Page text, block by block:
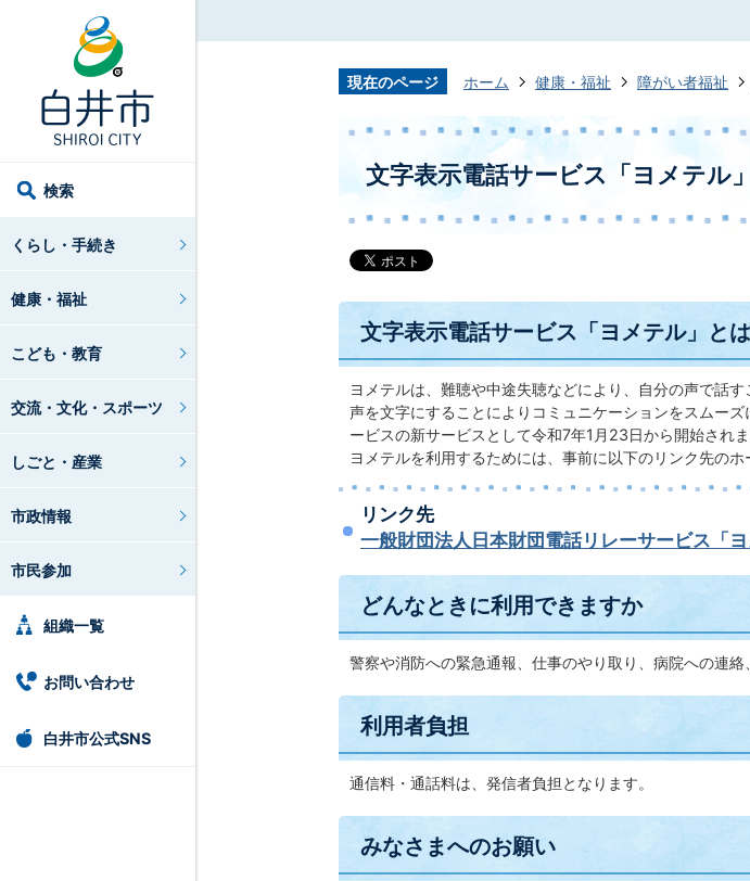
検索
くらし・手続き
健康・福祉
こども・教育
交流・文化・スポーツ
しごと・産業
市政情報
市民参加
組織一覧
お問い合わせ
白井市公式SNS
現在のページ ホーム 健康・福祉 障がい者福祉
文字表示電話サービス「ヨメテル」
文字表示電話サービス「ヨメテル」とは
ヨメテルは、難聴や中途失聴などにより、自分の声で話
声を文字にすることによりコミュニケーションをスムー
ービスの新サービスとして令和7年1月23日から開始されま
ヨメテルを利用するためには、事前に以下のリンク先の
リンク先
一般財団法人日本財団電話リレーサービス「
どんなときに利用できますか
警察や消防への緊急通報、仕事のやり取り、病院への連
利用者負担
通信料・通話料は、発信者負担となります。
みなさまへのお願い